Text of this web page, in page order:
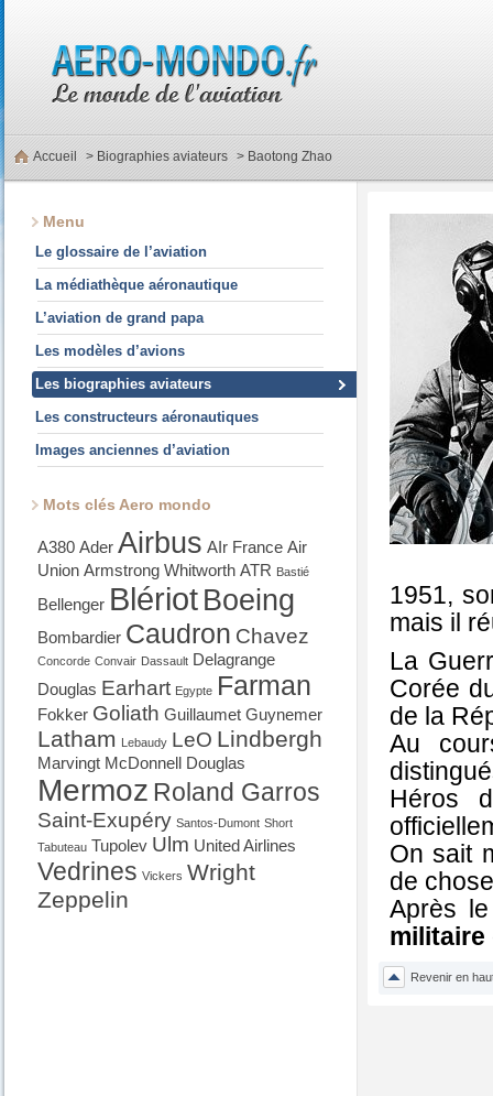
Accueil > Biographies aviateurs > Baotong Zhao
Menu
Le glossaire de l’aviation
La médiathèque aéronautique
L’aviation de grand papa
Les modèles d’avions
Les biographies aviateurs
Les constructeurs aéronautiques
Images anciennes d’aviation
Mots clés Aero mondo
A380 Ader Airbus AIr France Air
Union Armstrong Whitworth ATR Bastié
Bellenger Blériot Boeing
Bombardier Caudron Chavez
Concorde Convair Dassault Delagrange
Douglas Earhart Egypte Farman
Fokker Goliath Guillaumet Guynemer
Latham Lebaudy LeO Lindbergh
Marvingt McDonnell Douglas
Mermoz Roland Garros
Saint-Exupéry Santos-Dumont Short
Tabuteau Tupolev Ulm United Airlines
Vedrines Vickers Wright
Zeppelin
1951,
mais il
La
Corée
de la
Au
Héros
On sait
de
Après
militaire
Revenir en